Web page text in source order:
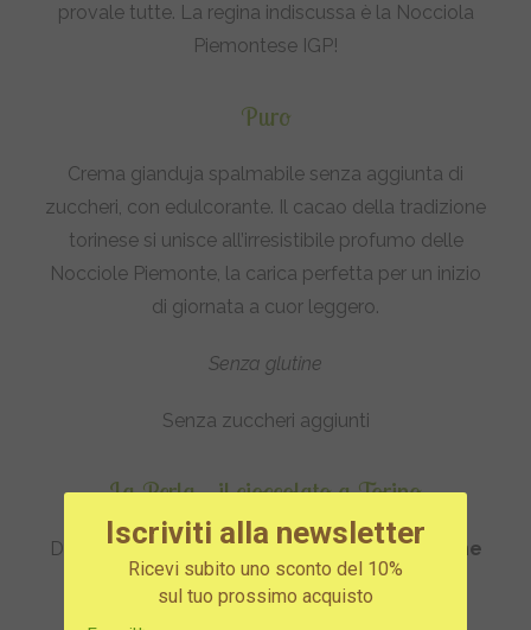
provale tutte. La regina indiscussa è la Nocciola
Piemontese IGP!
Puro
Crema gianduja spalmabile senza aggiunta di
zuccheri, con edulcorante. Il cacao della tradizione
torinese si unisce all’irresistibile profumo delle
Nocciole Piemonte, la carica perfetta per un inizio
di giornata a cuor leggero.
Senza glutine
Senza zuccheri aggiunti
La Perla – il cioccolato a Torino
Dal 1992 La Perla di Torino entra nellatradizione
dolciaria piemontese, il cui punto di forza
Iscriviti alla newsletter
Ricevi subito uno sconto del 10%
sul tuo prossimo acquisto